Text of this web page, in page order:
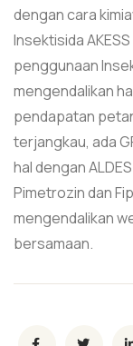
dengan cara
Insektisida
penggunaan
mengendalikan
pendapatan
terjangkau, ada
hal dengan
Pimetrozin dan
mengendalikan
bersamaan.